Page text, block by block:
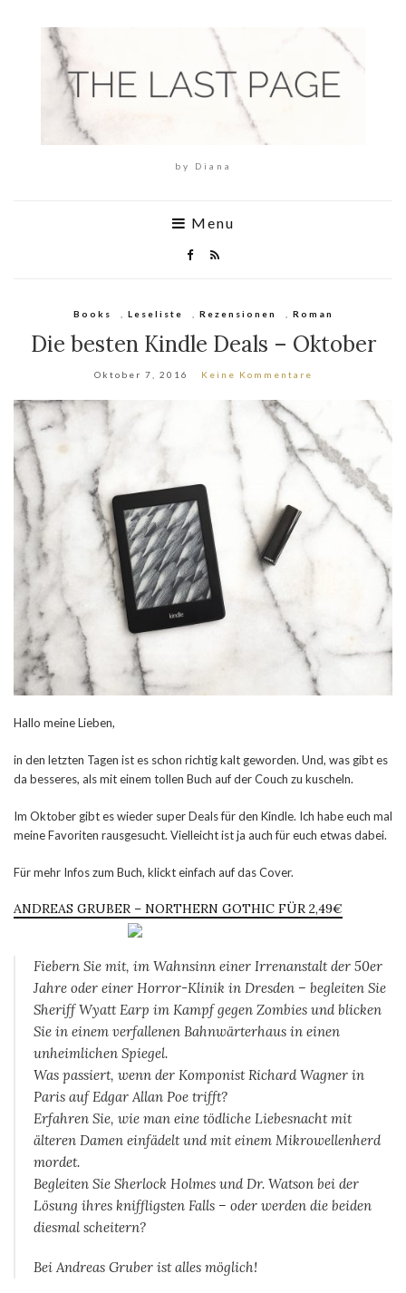
by Diana
Menu
Books Leseliste Rezensionen Roman
Die besten Kindle Deals – Oktober
Oktober 7, 2016 Keine Kommentare
Hallo meine Lieben,
in den letzten Tagen ist es schon richtig kalt geworden. Und, was gibt es
da besseres, als mit einem tollen Buch auf der Couch zu kuscheln.
Im Oktober gibt es wieder super Deals für den Kindle. Ich habe euch mal
meine Favoriten rausgesucht. Vielleicht ist ja auch für euch etwas dabei.
Für mehr Infos zum Buch, klickt einfach auf das Cover.
ANDREAS GRUBER – NORTHERN GOTHIC FÜR 2,49€
Fiebern Sie mit, im Wahnsinn einer Irrenanstalt der 50er
Jahre oder einer Horror-Klinik in Dresden – begleiten Sie
Sheriff Wyatt Earp im Kampf gegen Zombies und blicken
Sie in einem verfallenen Bahnwärterhaus in einen
unheimlichen Spiegel.
Was passiert, wenn der Komponist Richard Wagner in
Paris auf Edgar Allan Poe trifft?
Erfahren Sie, wie man eine tödliche Liebesnacht mit
älteren Damen einfädelt und mit einem Mikrowellenherd
mordet.
Begleiten Sie Sherlock Holmes und Dr. Watson bei der
Lösung ihres kniffligsten Falls – oder werden die beiden
diesmal scheitern?
Bei Andreas Gruber ist alles möglich!